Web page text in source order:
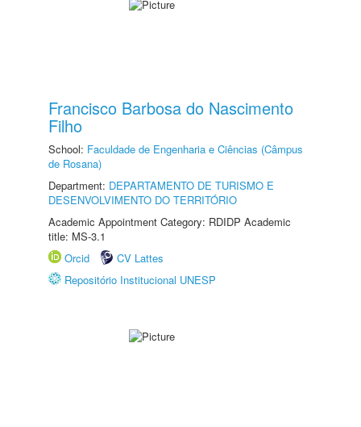
Francisco Barbosa do Nascimento
Filho
School: Faculdade de Engenharia e Ciências (Câmpus
de Rosana)
Department: DEPARTAMENTO DE TURISMO E
DESENVOLVIMENTO DO TERRITÓRIO
Academic Appointment Category: RDIDP Academic
title: MS-3.1
Orcid
CV Lattes
Repositório Institucional UNESP